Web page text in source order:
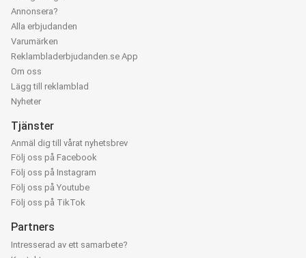
Annonsera?
Alla erbjudanden
Varumärken
Reklambladerbjudanden.se App
Om oss
Lägg till reklamblad
Nyheter
Tjänster
Anmäl dig till vårat nyhetsbrev
Följ oss på Facebook
Följ oss på Instagram
Följ oss på Youtube
Följ oss på TikTok
Partners
Intresserad av ett samarbete?